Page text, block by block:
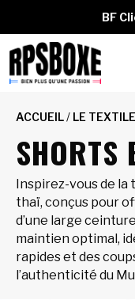
BF
ACCUEIL/ LE
SHORTS
Inspirez-vous de la
thaï, conçus pour
d’une large
maintien optimal,
rapides et des
l’authenticité du